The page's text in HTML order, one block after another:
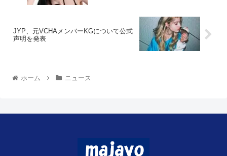
JYP、元VCHAメンバーKGについて公式
声明を発表
ホーム ニュース